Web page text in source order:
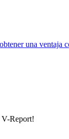
una
V-Report!